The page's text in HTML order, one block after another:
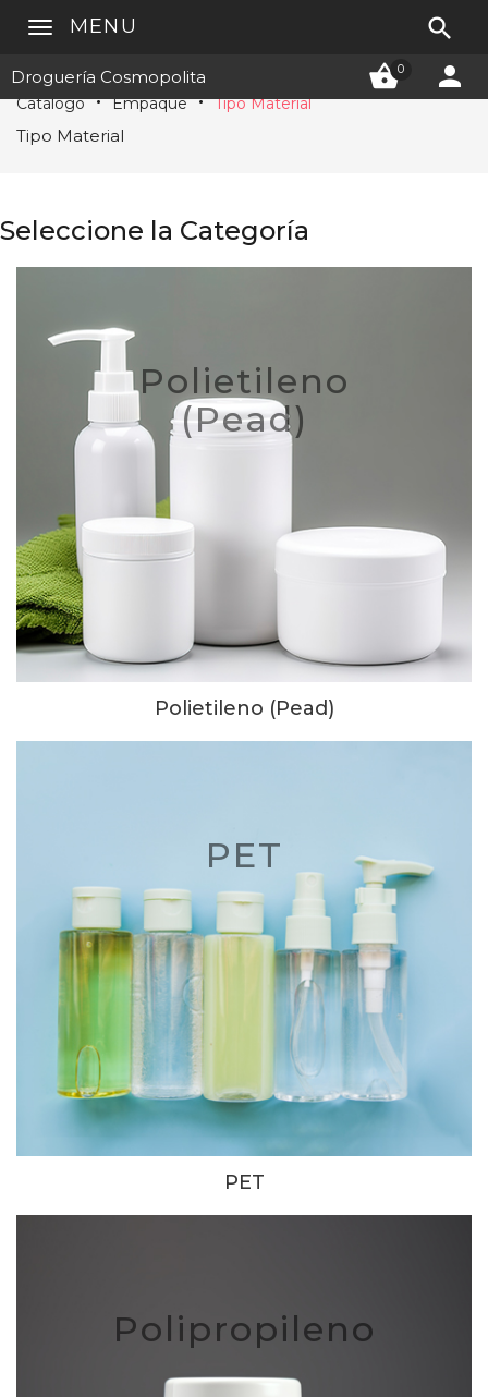
Droguería Cosmopolita 0 
MENU 
Catálogo Empaque Tipo Material
Tipo Material
Seleccione la Categoría
Polietileno
(Pead)
Polietileno (Pead)
PET
PET
Polipropileno